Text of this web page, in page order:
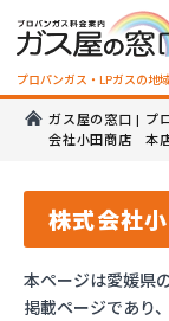
プロパンガス・LPガスの地
ガス屋の窓口 | プ
会社小田商店 本
株式会社
本ページは愛媛県
掲載ページであり